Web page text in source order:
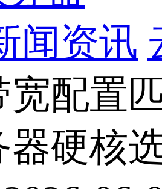
闻资讯
宽配置
器硬核